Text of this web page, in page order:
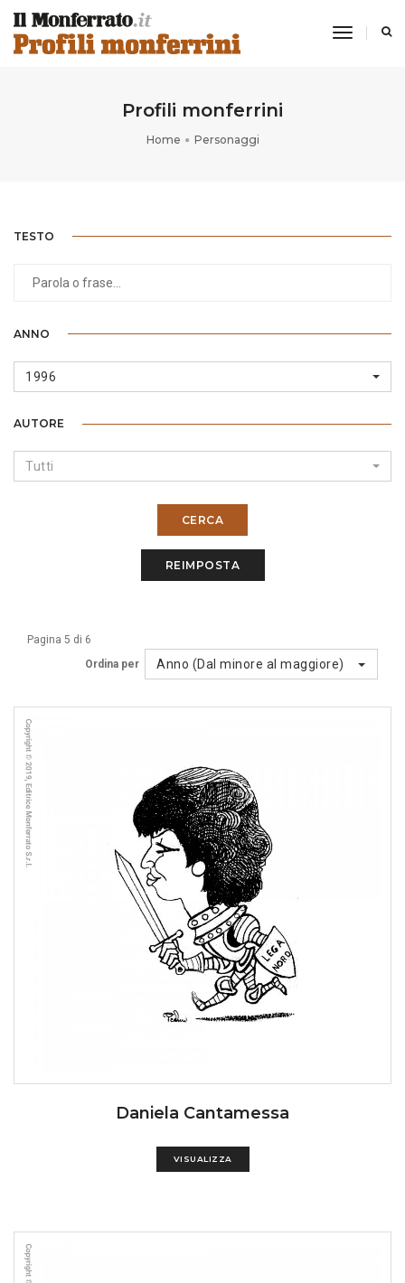
toggle
Profili monferrini
Home Personaggi
TESTO
ANNO
1996
AUTORE
Tutti
CERCA
REIMPOSTA
Pagina 5 di 6
Ordina per
Anno (Dal minore al maggiore)
Daniela Cantamessa
VISUALIZZA